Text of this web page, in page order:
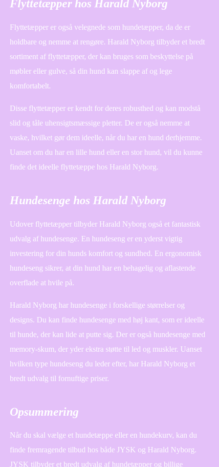
Flyttetæpper hos Harald Nyborg
Flyttetæpper er også velegnede som hundetæpper, da de er
holdbare og nemme at rengøre. Harald Nyborg tilbyder et bredt
sortiment af flyttetæpper, der kan bruges som beskyttelse på
møbler eller gulve, så din hund kan slappe af og lege
komfortabelt.
Disse flyttetæpper er kendt for deres robusthed og kan modstå
slid og tåle uhensigtsmæssige pletter. De er også nemme at
vaske, hvilket gør dem ideelle, når du har en hund derhjemme.
Uanset om du har en lille hund eller en stor hund, vil du kunne
finde det ideelle flyttetæppe hos Harald Nyborg.
Hundesenge hos Harald Nyborg
Udover flyttetæpper tilbyder Harald Nyborg også et fantastisk
udvalg af hundesenge. En hundeseng er en yderst vigtig
investering for din hunds komfort og sundhed. En ergonomisk
hundeseng sikrer, at din hund har en behagelig og aflastende
overflade at hvile på.
Harald Nyborg har hundesenge i forskellige størrelser og
designs. Du kan finde hundesenge med høj kant, som er ideelle
til hunde, der kan lide at putte sig. Der er også hundesenge med
memory-skum, der yder ekstra støtte til led og muskler. Uanset
hvilken type hundeseng du leder efter, har Harald Nyborg et
bredt udvalg til fornuftige priser.
Opsummering
Når du skal vælge et hundetæppe eller en hundekurv, kan du
finde fremragende tilbud hos både JYSK og Harald Nyborg.
JYSK tilbyder et bredt udvalg af hundetæpper og billige